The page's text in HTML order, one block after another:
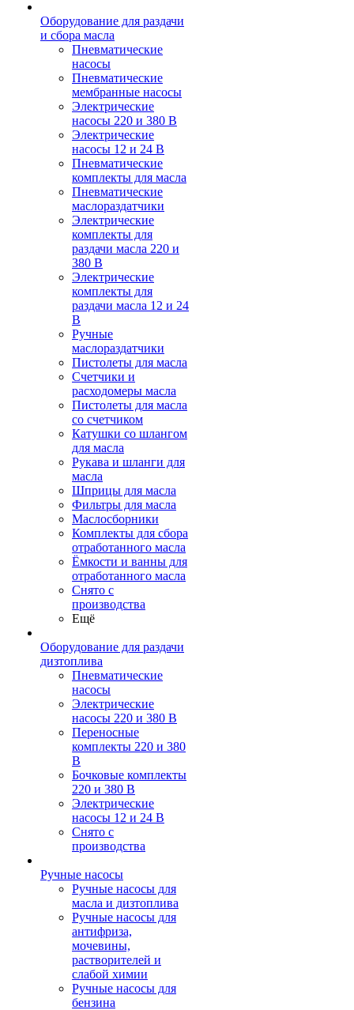
Оборудование для раздачи
и сбора масла
Пневматические
насосы
Пневматические
мембранные насосы
Электрические
насосы 220 и 380 В
Электрические
насосы 12 и 24 В
Пневматические
комплекты для масла
Пневматические
маслораздатчики
Электрические
комплекты для
раздачи масла 220 и
380 В
Электрические
комплекты для
раздачи масла 12 и 24
В
Ручные
маслораздатчики
Пистолеты для масла
Счетчики и
расходомеры масла
Пистолеты для масла
со счетчиком
Катушки со шлангом
для масла
Рукава и шланги для
масла
Шприцы для масла
Фильтры для масла
Маслосборники
Комплекты для сбора
отработанного масла
Ёмкости и ванны для
отработанного масла
Снято с
производства
Ещё
Оборудование для раздачи
дизтоплива
Пневматические
насосы
Электрические
насосы 220 и 380 В
Переносные
комплекты 220 и 380
В
Бочковые комплекты
220 и 380 В
Электрические
насосы 12 и 24 В
Снято с
производства
Ручные насосы
Ручные насосы для
масла и дизтоплива
Ручные насосы для
антифриза,
мочевины,
растворителей и
слабой химии
Ручные насосы для
бензина